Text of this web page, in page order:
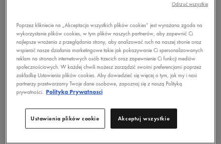
Poprzez klikniecie na „Akceptacja wszystkich plików cookies” jest wyrażana zgoda na
wykorzystanie plików cookies, w tym plików naszych partnerów, aby zapewnić Ci
najlepsze wrażenia z przeglądania strony, aby analizować ruch na naszej stronie oraz
wspierać nasze działania marketingowe takie jak pokazywanie Ci spersonalizowanych
reklam na stronach internetowych osób trzecich oraz zapewnienie Ci funkcji mediów
społecznościowych. W każdej chwili możesz zarządzić swoimi preferencjami poprzez
zakładkę Ustawienia plików cookies. Aby dowiedzieć się więcej o tym, jak my i nasi
partnerzy przetwarzamy Twoje dane osobowe, zapoznaj się z naszą Polityką
prywatności. Polityka Prywatnosci
Ustawienia plików cookie Akceptuj wszystkie
Odrzuć wszystkie